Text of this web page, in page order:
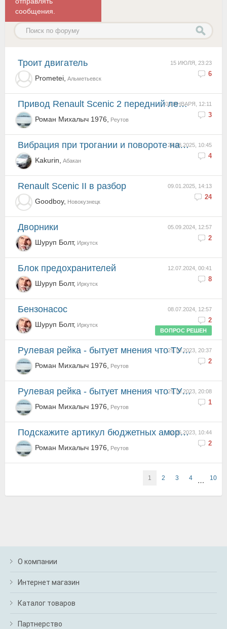
сообщения.
15 ИЮЛЯ, 23:23
6
Троит двигатель
Prometei, Альметьевск
03 ЯНВАРЯ, 12:11
3
Пpивод Renault Sсеniс 2 передний левый
Роман Михалыч 1976, Реутов
23.08.2025, 10:45
4
Вибрация при трогании и повороте направо
Kakurin, Абакан
09.01.2025, 14:13
24
Renault Scenic II в разбор
Goodboy, Новокузнецк
05.09.2024, 12:57
2
Дворники
Шуруп Болт, Иркутск
12.07.2024, 00:41
8
Блок предохранителей
Шуруп Болт, Иркутск
08.07.2024, 12:57
2
Бензонасос
Шуруп Болт, Иркутск
ВОПРОС РЕШЕН
29.10.2023, 20:37
2
Рулевая рейка - бытует мнения что ТУРЦИЯ делает хорошие рейки ..поделитесь опытом
Роман Михалыч 1976, Реутов
29.10.2023, 20:08
1
Рулевая рейка - бытует мнения что ТУРЦИЯ делает хорошие рейки ..поделитесь опытом
Роман Михалыч 1976, Реутов
22.06.2023, 10:44
2
подскажите артикул бюджетных амортизаторов на перед ..для российских дорог.
Роман Михалыч 1976, Реутов
1 2 3 4 … 10
О компании
Интернет магазин
Каталог товаров
Партнерство